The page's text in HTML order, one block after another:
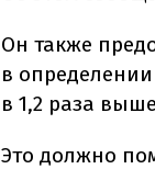
Он также
в
в 1,2 раза
Это должно